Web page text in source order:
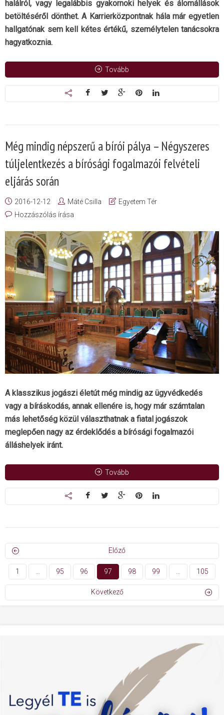
halálról, vagy legalábbis gyakornoki helyek és álomállások
betöltéséről dönthet. A Karrierközpontnak hála már egyetlen
hallgatónak sem kell kétes értékű, személytelen tanácsokra
hagyatkoznia.
Tovább
Még mindig népszerű a bírói pálya – Négyszeres
túljelentkezés a bírósági fogalmazói felvételi
eljárás során
2016-12-12 Máté Csilla
Egyetem Tér
Hozzászólás írása
A klasszikus jogászi életút még mindig az ügyvédkedés
vagy a bíráskodás, annak ellenére is, hogy már számtalan
más lehetőség közül választhatnak a fiatal jogászok
meglepően nagy az érdeklődés a bírósági fogalmazói
álláshelyek iránt.
Tovább
Előző
1 95 96 97 98 99 105
Következő